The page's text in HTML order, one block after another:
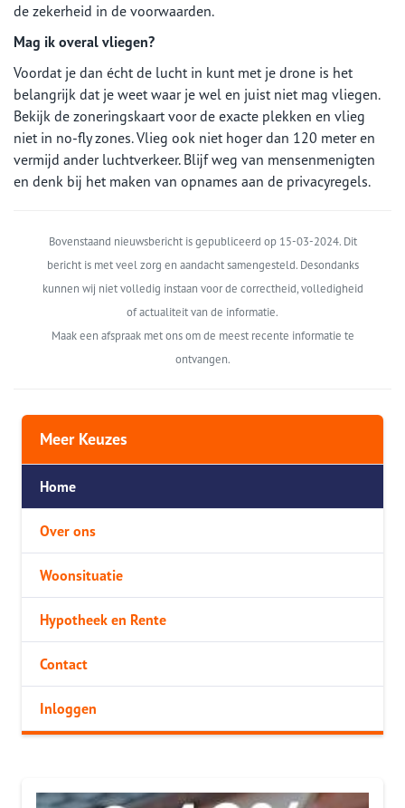
de zekerheid in de voorwaarden.
Mag ik overal vliegen?
Voordat je dan écht de lucht in kunt met je drone is het
belangrijk dat je weet waar je wel en juist niet mag vliegen.
Bekijk de zoneringskaart voor de exacte plekken en vlieg
niet in no-fly zones. Vlieg ook niet hoger dan 120 meter en
vermijd ander luchtverkeer. Blijf weg van mensenmenigten
en denk bij het maken van opnames aan de privacyregels.
Bovenstaand nieuwsbericht is gepubliceerd op 15-03-2024. Dit
bericht is met veel zorg en aandacht samengesteld. Desondanks
kunnen wij niet volledig instaan voor de correctheid, volledigheid
of actualiteit van de informatie.
Maak een afspraak met ons om de meest recente informatie te
ontvangen.
Meer Keuzes
Home
Over ons
Woonsituatie
Hypotheek en Rente
Contact
Inloggen